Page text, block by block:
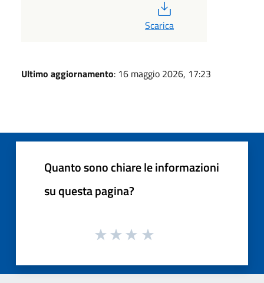
Scarica
Ultimo aggiornamento: 16 maggio 2026, 17:23
Quanto sono chiare le informazioni
su questa pagina?